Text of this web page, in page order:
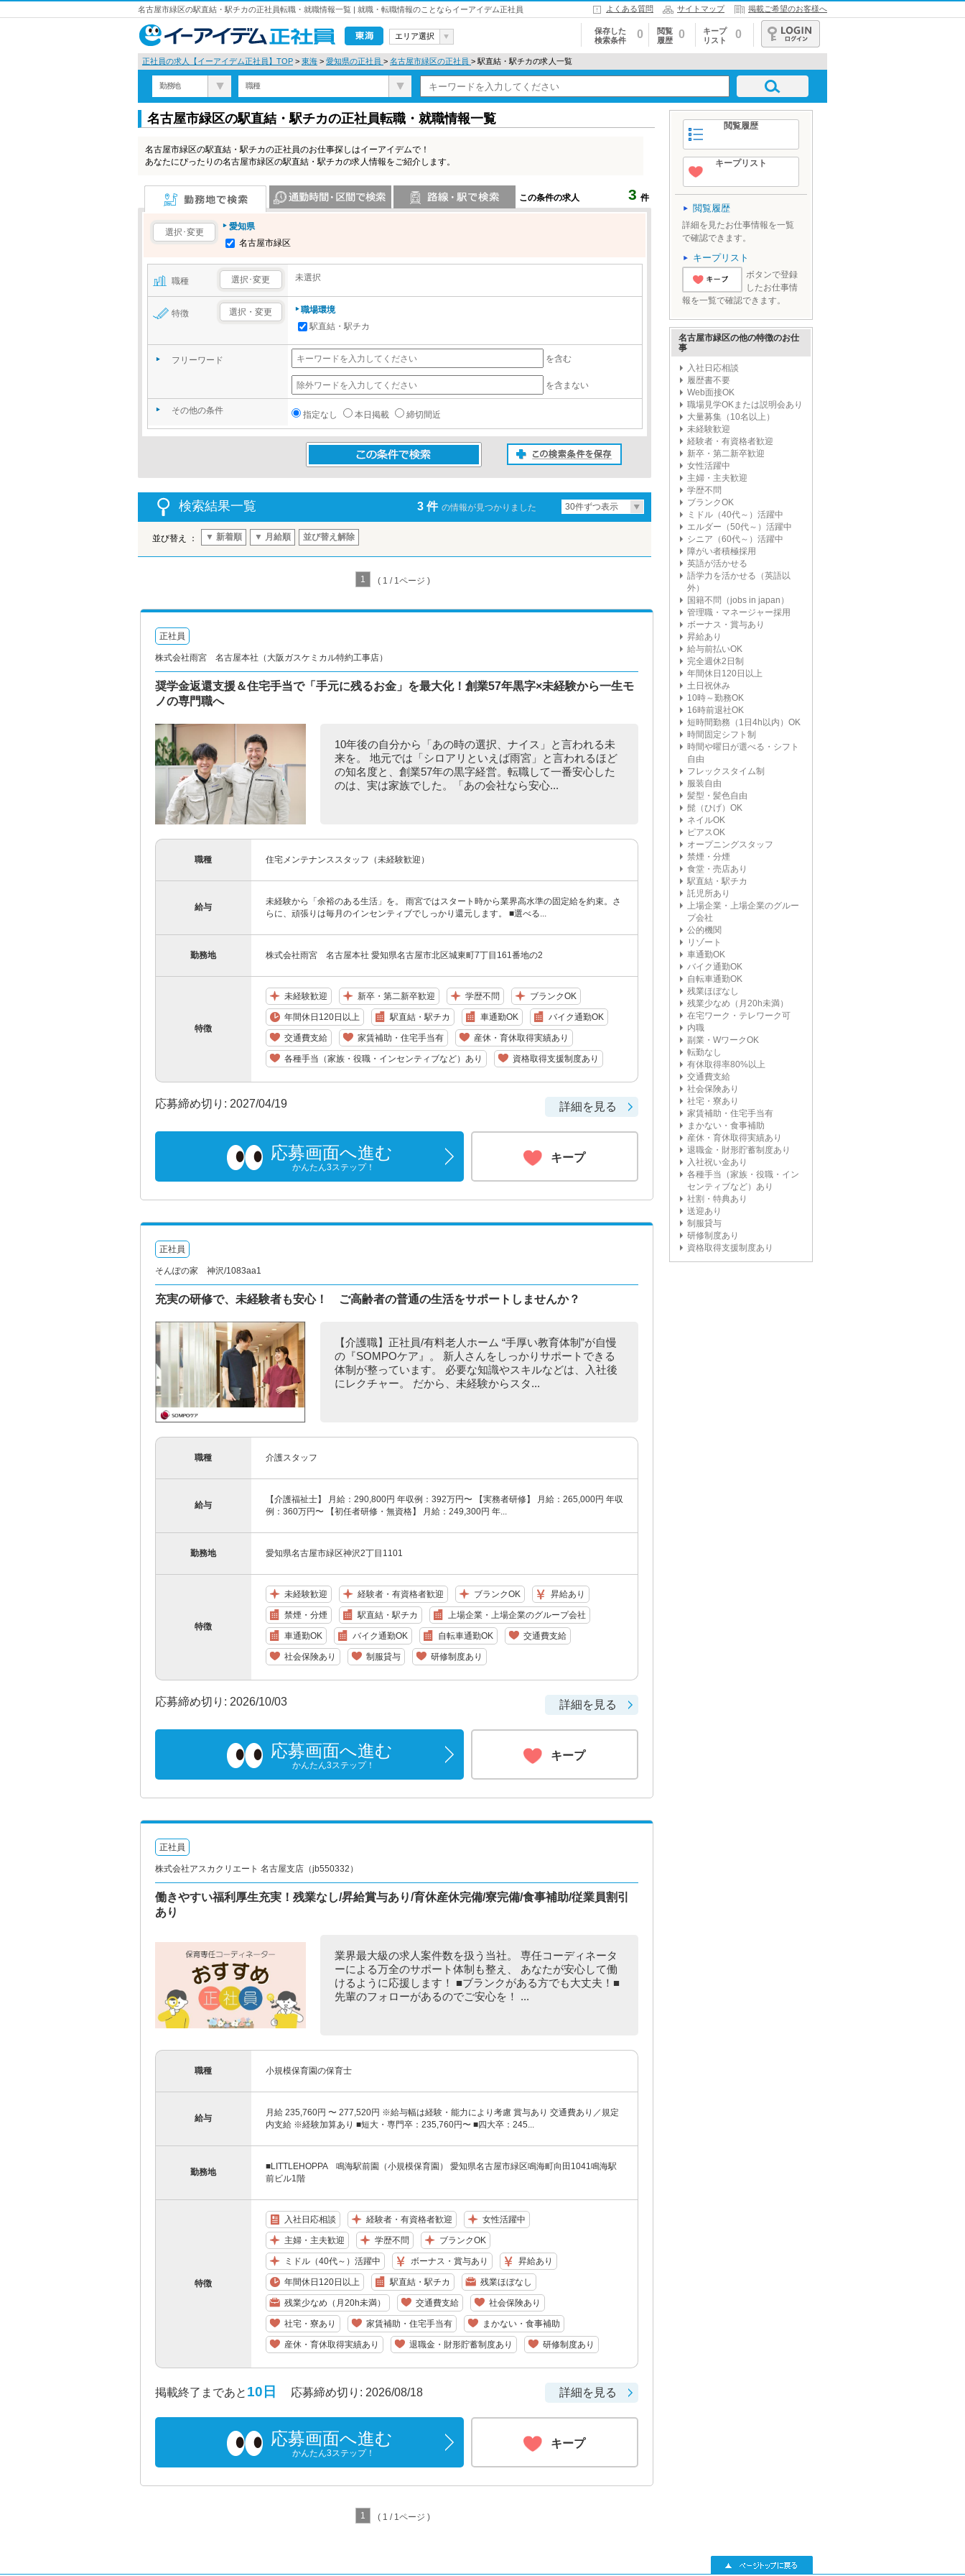
名古屋市緑区の駅直結・駅チカの正社員転職・就職情報一覧 | 就職・転職情報のことならイーアイデム正社員 よくある質問 サイトマップ 掲載ご希望のお客様へ
東海
エリア選択
保存した
検索条件
0
閲覧
履歴
0
キープ
リスト
0
ログイン
正社員の求人【イーアイデム正社員】TOP > 東海 > 愛知県の正社員 > 名古屋市緑区の正社員 > 駅直結・駅チカの求人一覧
勤務地 職種
名古屋市緑区の駅直結・駅チカの正社員転職・就職情報一覧
名古屋市緑区の駅直結・駅チカの正社員のお仕事探しはイーアイデムで！
あなたにぴったりの名古屋市緑区の駅直結・駅チカの求人情報をご紹介します。
この条件の求人 3 件
選択･変更
愛知県
名古屋市緑区
職種 選択･変更 未選択
特徴 選択・変更
職場環境
駅直結・駅チカ
フリーワード を含む
を含まない
その他の条件 指定なし 本日掲載 締切間近
検索結果一覧 3 件 の情報が見つかりました 30件ずつ表示
並び替え ： ▼ 新着順 ▼ 月給順 並び替え解除
1 ( 1 / 1ページ )
正社員
株式会社雨宮 名古屋本社（大阪ガスケミカル特約工事店）
奨学金返還支援＆住宅手当で「手元に残るお金」を最大化！創業57年黒字×未経験から一生モ
ノの専門職へ
10年後の自分から「あの時の選択、ナイス」と言われる未
来を。 地元では「シロアリといえば雨宮」と言われるほど
の知名度と、創業57年の黒字経営。転職して一番安心した
のは、実は家族でした。「あの会社なら安心...
職種 住宅メンテナンススタッフ（未経験歓迎）
給与
未経験から「余裕のある生活」を。 雨宮ではスタート時から業界高水準の固定給を約束。さ
らに、頑張りは毎月のインセンティブでしっかり還元します。 ■選べる...
勤務地 株式会社雨宮 名古屋本社 愛知県名古屋市北区城東町7丁目161番地の2
特徴
未経験歓迎 新卒・第二新卒歓迎 学歴不問 ブランクOK
年間休日120日以上 駅直結・駅チカ 車通勤OK バイク通勤OK
交通費支給 家賃補助・住宅手当有 産休・育休取得実績あり
各種手当（家族・役職・インセンティブなど）あり 資格取得支援制度あり
応募締め切り: 2027/04/19 詳細を見る
応募画面へ進む
かんたん3ステップ！
キープ
正社員
そんぽの家 神沢/1083aa1
充実の研修で、未経験者も安心！ ご高齢者の普通の生活をサポートしませんか？
【介護職】正社員/有料老人ホーム “手厚い教育体制”が自慢
の『SOMPOケア』。 新人さんをしっかりサポートできる
体制が整っています。 必要な知識やスキルなどは、入社後
にレクチャー。 だから、未経験からスタ...
職種 介護スタッフ
給与
【介護福祉士】 月給：290,800円 年収例：392万円〜 【実務者研修】 月給：265,000円 年収
例：360万円〜 【初任者研修・無資格】 月給：249,300円 年...
勤務地 愛知県名古屋市緑区神沢2丁目1101
特徴
未経験歓迎 経験者・有資格者歓迎 ブランクOK 昇給あり
禁煙・分煙 駅直結・駅チカ 上場企業・上場企業のグループ会社
車通勤OK バイク通勤OK 自転車通勤OK 交通費支給
社会保険あり 制服貸与 研修制度あり
応募締め切り: 2026/10/03 詳細を見る
応募画面へ進む
かんたん3ステップ！
キープ
正社員
株式会社アスカクリエート 名古屋支店（jb550332）
働きやすい福利厚生充実！残業なし/昇給賞与あり/育休産休完備/寮完備/食事補助/従業員割引
あり
業界最大級の求人案件数を扱う当社。 専任コーディネータ
ーによる万全のサポート体制も整え、 あなたが安心して働
けるように応援します！ ■ブランクがある方でも大丈夫！■
先輩のフォローがあるのでご安心を！ ...
職種 小規模保育園の保育士
給与
月給 235,760円 〜 277,520円 ※給与幅は経験・能力により考慮 賞与あり 交通費あり／規定
内支給 ※経験加算あり ■短大・専門卒：235,760円〜 ■四大卒：245...
勤務地
■LITTLEHOPPA 鳴海駅前園（小規模保育園） 愛知県名古屋市緑区鳴海町向田1041鳴海駅
前ビル1階
特徴
入社日応相談 経験者・有資格者歓迎 女性活躍中
主婦・主夫歓迎 学歴不問 ブランクOK
ミドル（40代～）活躍中 ボーナス・賞与あり 昇給あり
年間休日120日以上 駅直結・駅チカ 残業ほぼなし
残業少なめ（月20h未満） 交通費支給 社会保険あり
社宅・寮あり 家賃補助・住宅手当有 まかない・食事補助
産休・育休取得実績あり 退職金・財形貯蓄制度あり 研修制度あり
掲載終了まであと 10日 応募締め切り: 2026/08/18 詳細を見る
応募画面へ進む
かんたん3ステップ！
キープ
1 ( 1 / 1ページ )
閲覧履歴
キープリスト
閲覧履歴
詳細を見たお仕事情報を一覧
で確認できます。
キープリスト
'とりあえずキ
ボタンで登録
したお仕事情
報を一覧で確認できます。
名古屋市緑区の他の特徴のお仕
事
入社日応相談
履歴書不要
Web面接OK
職場見学OKまたは説明会あり
大量募集（10名以上）
未経験歓迎
経験者・有資格者歓迎
新卒・第二新卒歓迎
女性活躍中
主婦・主夫歓迎
学歴不問
ブランクOK
ミドル（40代～）活躍中
エルダー（50代～）活躍中
シニア（60代～）活躍中
障がい者積極採用
英語が活かせる
語学力を活かせる（英語以
外）
国籍不問（jobs in japan）
管理職・マネージャー採用
ボーナス・賞与あり
昇給あり
給与前払いOK
完全週休2日制
年間休日120日以上
土日祝休み
10時～勤務OK
16時前退社OK
短時間勤務（1日4h以内）OK
時間固定シフト制
時間や曜日が選べる・シフト
自由
フレックスタイム制
服装自由
髪型・髪色自由
髭（ひげ）OK
ネイルOK
ピアスOK
オープニングスタッフ
禁煙・分煙
食堂・売店あり
駅直結・駅チカ
託児所あり
上場企業・上場企業のグルー
プ会社
公的機関
リゾート
車通勤OK
バイク通勤OK
自転車通勤OK
残業ほぼなし
残業少なめ（月20h未満）
在宅ワーク・テレワーク可
内職
副業・WワークOK
転勤なし
有休取得率80%以上
交通費支給
社会保険あり
社宅・寮あり
家賃補助・住宅手当有
まかない・食事補助
産休・育休取得実績あり
退職金・財形貯蓄制度あり
入社祝い金あり
各種手当（家族・役職・イン
センティブなど）あり
社割・特典あり
送迎あり
制服貸与
研修制度あり
資格取得支援制度あり